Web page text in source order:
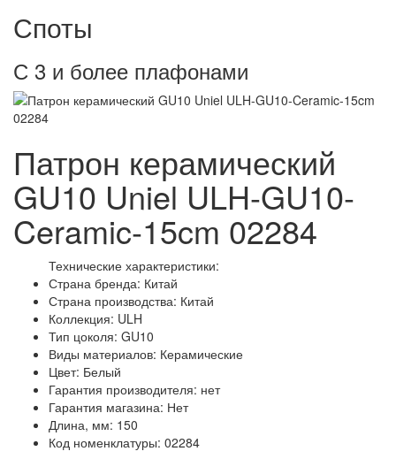
Споты
С 3 и более плафонами
Патрон керамический
GU10 Uniel ULH-GU10-
Ceramic-15cm 02284
Технические характеристики:
Страна бренда: Китай
Страна производства: Китай
Коллекция: ULH
Тип цоколя: GU10
Виды материалов: Керамические
Цвет: Белый
Гарантия производителя: нет
Гарантия магазина: Нет
Длина, мм: 150
Код номенклатуры: 02284